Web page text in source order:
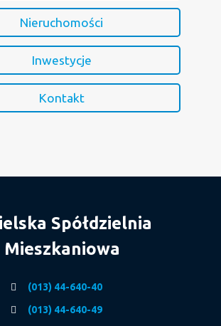
Nieruchomości
Inwestycje
Kontakt
Spółdzielnia
Mieszkaniowa
(013) 44-640-40
(013) 44-640-49